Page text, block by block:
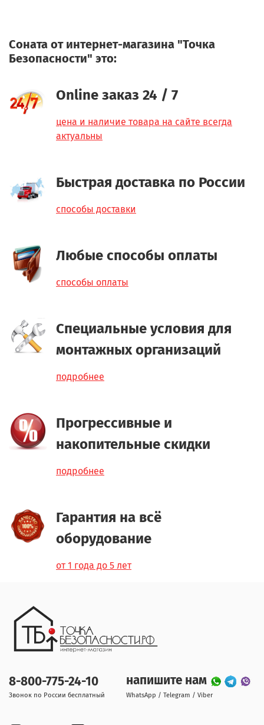
Соната от интернет-магазина "Точка
Безопасности" это:
Online заказ 24 / 7
цена и наличие товара на сайте всегда
актуальны
Быстрая доставка по России
способы доставки
Любые способы оплаты
способы оплаты
Специальные условия для
монтажных организаций
подробнее
Прогрессивные и
накопительные скидки
подробнее
Гарантия на всё
оборудование
от 1 года до 5 лет
8-800-775-24-10
Звонок по России бесплатный
напишите нам
WhatsApp / Telegram / Viber